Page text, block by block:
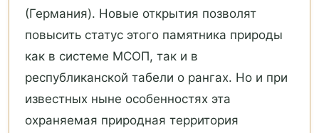
(Германия). Новые открытия позволят
повысить статус этого памятника природы
как в системе МСОП, так и в
республиканской табели о рангах. Но и при
известных ныне особенностях эта
охраняемая природная территория